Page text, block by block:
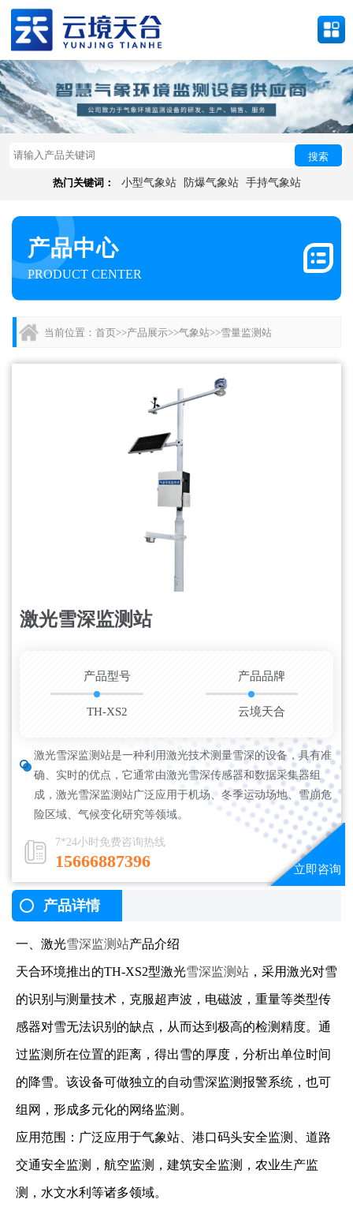
搜索
热门关键词： 小型气象站 防爆气象站 手持气象站
产品中心
PRODUCT CENTER
当前位置： 首页>>产品展示>>气象站>>雪量监测站
激光雪深监测站
产品型号
TH-XS2
产品品牌
云境天合
激光雪深监测站是一种利用激光技术测量雪深的设备，具有准
确、实时的优点，它通常由激光雪深传感器和数据采集器组
成，激光雪深监测站广泛应用于机场、冬季运动场地、雪崩危
险区域、气候变化研究等领域。
7*24小时免费咨询热线
15666887396
产品详情
一、激光雪深监测站产品介绍
天合环境推出的TH-XS2型激光雪深监测站 ，采用激光对雪
的识别与测量技术，克服超声波，电磁波，重量等类型传
感器对雪无法识别的缺点，从而达到极高的检测精度。通
过监测所在位置的距离，得出雪的厚度，分析出单位时间
的降雪。该设备可做独立的自动雪深监测报警系统，也可
组网，形成多元化的网络监测。
应用范围：广泛应用于气象站、港口码头安全监测、道路
交通安全监测，航空监测，建筑安全监测，农业生产监
测，水文水利等诸多领域。